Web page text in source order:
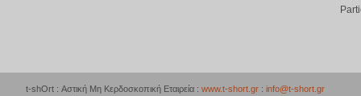
t-shOrt : Αστική Μη Κερδοσκοπική Εταιρεία : www.t-short.gr : info@t-short.gr